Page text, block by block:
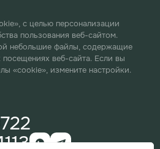
с целью персонализации
пользования веб-сайтом.
небольшие файлы, содержащие
веб-сайта. Если вы
«cookie», измените настройки.